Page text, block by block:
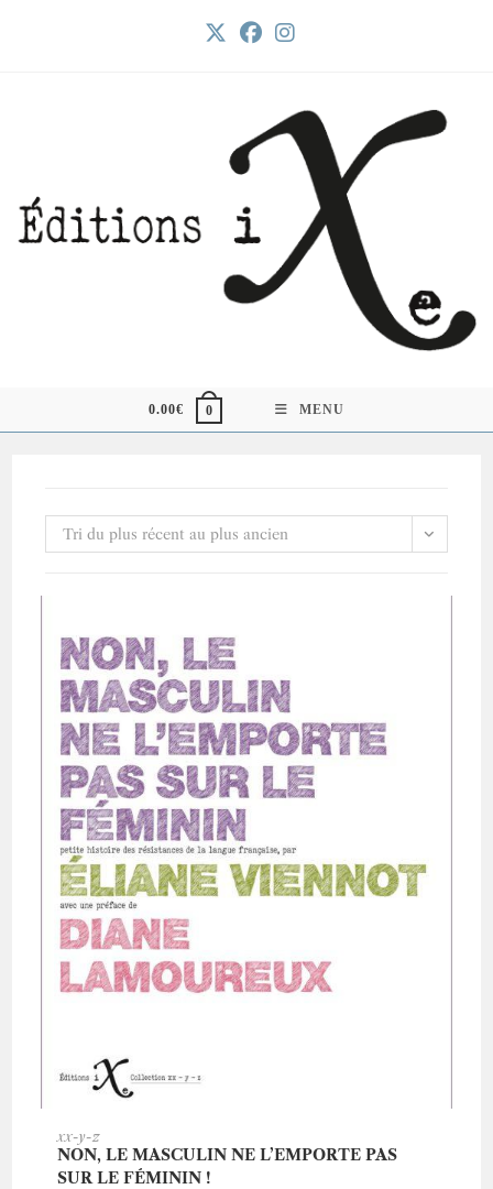
0.00€ 0 MENU
Tri du plus récent au plus ancien
xx-y-z
NON, LE MASCULIN NE L’EMPORTE PAS
SUR LE FÉMININ !